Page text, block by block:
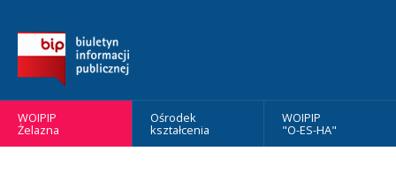
WOIPIP
Żelazna
Ośrodek
kształcenia
WOIPIP
"O-ES-HA"